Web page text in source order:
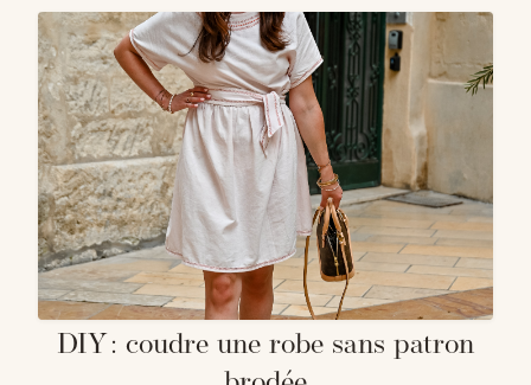
DIY : coudre une robe sans patron